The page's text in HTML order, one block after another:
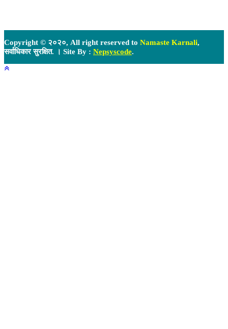
Copyright © २०२०, All right reserved to Namaste Karnali,
सर्वाधिकार सुरक्षित. । Site By : Nepsyscode.